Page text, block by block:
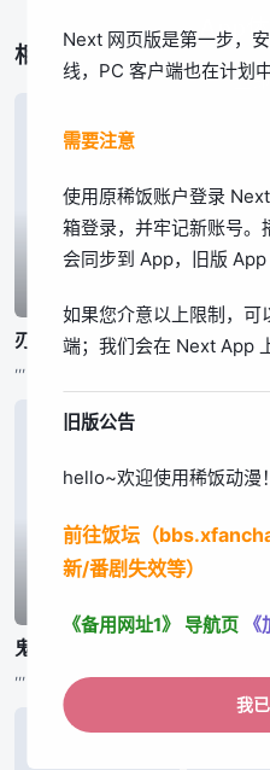
App
立
相关作品
已完结
刃牙道 第2部分
,,,
刃牙道 第
已完结
鬼泣 第二季
Next 网页版是第一步，
线，PC 客户端也在计划中
需要注意
使用原稀饭账户登录
箱登录，并牢记新账号
会同步到 App，旧版 App
如果您介意以上限制，可
端；我们会在 Next App
旧版公告
hello~欢迎使用稀饭动漫！
前往饭坛（
新/番剧失效等）
《备用网址1》 导航页
我